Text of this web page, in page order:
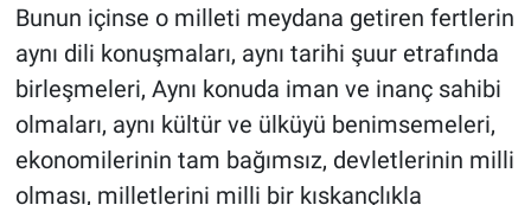
Bunun içinse o milleti meydana getiren fertlerin
aynı dili konuşmaları, aynı tarihi şuur etrafında
birleşmeleri, Aynı konuda iman ve inanç sahibi
olmaları, aynı kültür ve ülküyü benimsemeleri,
ekonomilerinin tam bağımsız, devletlerinin milli
olması, milletlerini milli bir kıskançlıkla